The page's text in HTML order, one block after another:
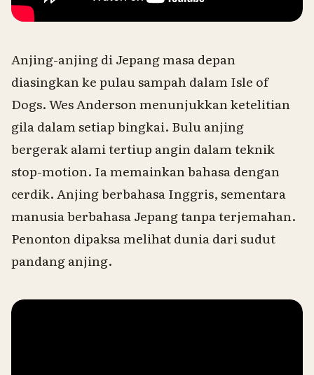
Anjing-anjing di Jepang masa depan
diasingkan ke pulau sampah dalamIsle of
Dogs. Wes Anderson menunjukkan ketelitian
gila dalam setiap bingkai. Bulu anjing
bergerak alami tertiup angin dalam teknik
stop-motion. Ia memainkan bahasa dengan
cerdik. Anjing berbahasa Inggris, sementara
manusia berbahasa Jepang tanpa terjemahan.
Penonton dipaksa melihat dunia dari sudut
pandang anjing.